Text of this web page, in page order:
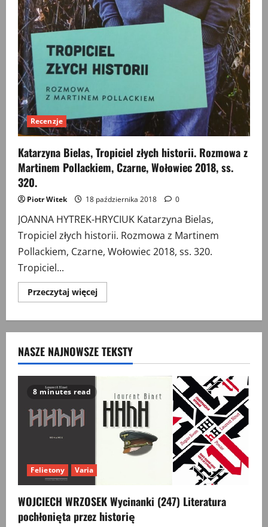
Recenzje
Katarzyna Bielas, Tropiciel złych historii. Rozmowa z
Martinem Pollackiem, Czarne, Wołowiec 2018, ss.
320.
Piotr Witek 18 października 2018 0
JOANNA HYTREK-HRYCIUK Katarzyna Bielas,
Tropiciel złych historii. Rozmowa z Martinem
Pollackiem, Czarne, Wołowiec 2018, ss. 320.
Tropiciel...
Przeczytaj więcejPrzeczytaj
więcej
Tropiciel
historii.
Rozmowa
z
Czarne,
Wołowiec
2018,
320.
NASZE NAJNOWSZE TEKSTY
8 minutes read
Felietony Varia
WOJCIECH WRZOSEK Wycinanki (247) Literatura
pochłonięta przez historię